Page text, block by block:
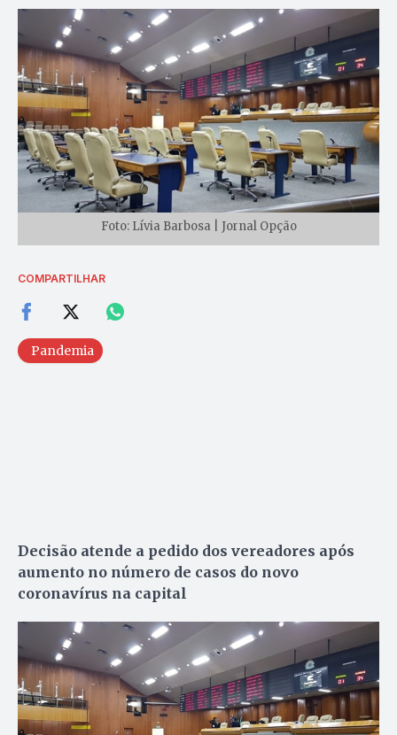
Foto: Lívia Barbosa | Jornal Opção
COMPARTILHAR
Pandemia
Decisão atende a pedido dos vereadores após
aumento no número de casos do novo
coronavírus na capital